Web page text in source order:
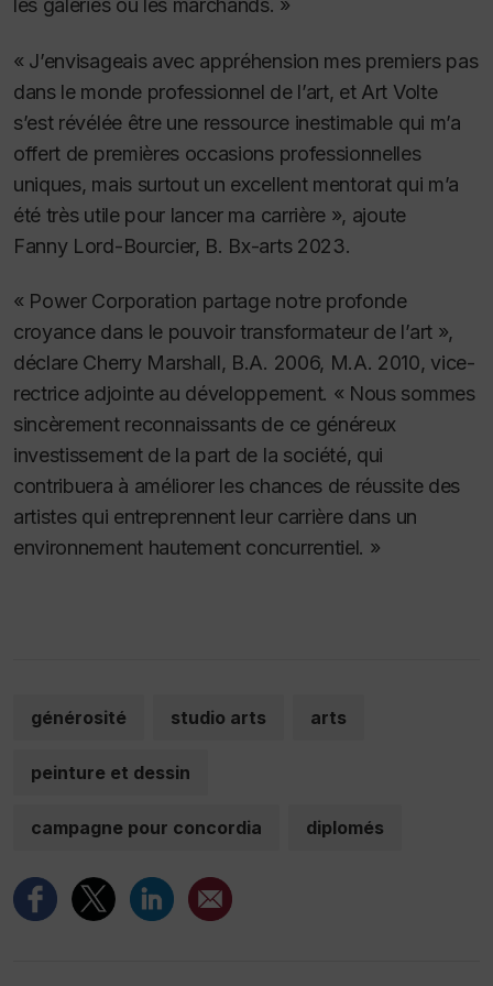
les galeries ou les marchands. »
« J’envisageais avec appréhension mes premiers pas
dans le monde professionnel de l’art, et Art Volte
s’est révélée être une ressource inestimable qui m’a
offert de premières occasions professionnelles
uniques, mais surtout un excellent mentorat qui m’a
été très utile pour lancer ma carrière », ajoute
Fanny Lord-Bourcier, B. Bx-arts 2023.
« Power Corporation partage notre profonde
croyance dans le pouvoir transformateur de l’art »,
déclare Cherry Marshall, B.A. 2006, M.A. 2010, vice-
rectrice adjointe au développement. « Nous sommes
sincèrement reconnaissants de ce généreux
investissement de la part de la société, qui
contribuera à améliorer les chances de réussite des
artistes qui entreprennent leur carrière dans un
environnement hautement concurrentiel. »
générosité studio arts arts
peinture et dessin
campagne pour concordia diplomés